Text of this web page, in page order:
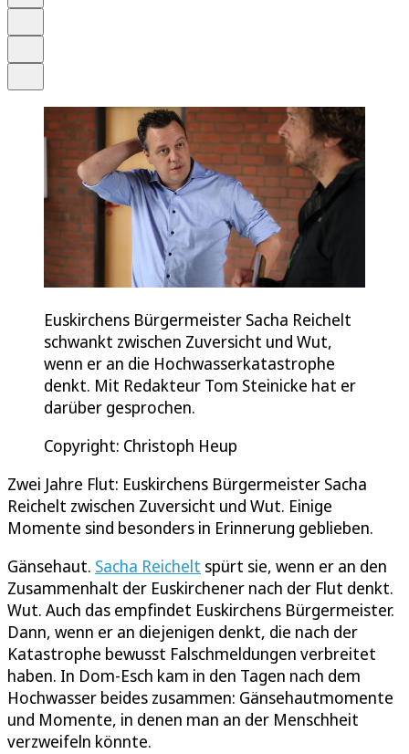
Euskirchens Bürgermeister Sacha Reichelt
schwankt zwischen Zuversicht und Wut,
wenn er an die Hochwasserkatastrophe
denkt. Mit Redakteur Tom Steinicke hat er
darüber gesprochen.
Copyright: Christoph Heup
Zwei Jahre Flut: Euskirchens Bürgermeister Sacha
Reichelt zwischen Zuversicht und Wut. Einige
Momente sind besonders in Erinnerung geblieben.
Gänsehaut. Sacha Reichelt spürt sie, wenn er an den
Zusammenhalt der Euskirchener nach der Flut denkt.
Wut. Auch das empfindet Euskirchens Bürgermeister.
Dann, wenn er an diejenigen denkt, die nach der
Katastrophe bewusst Falschmeldungen verbreitet
haben. In Dom-Esch kam in den Tagen nach dem
Hochwasser beides zusammen: Gänsehautmomente
und Momente, in denen man an der Menschheit
verzweifeln könnte.